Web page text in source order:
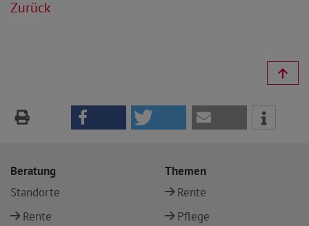
Zurück
Beratung
Standorte
Rente
Themen
Rente
Pflege